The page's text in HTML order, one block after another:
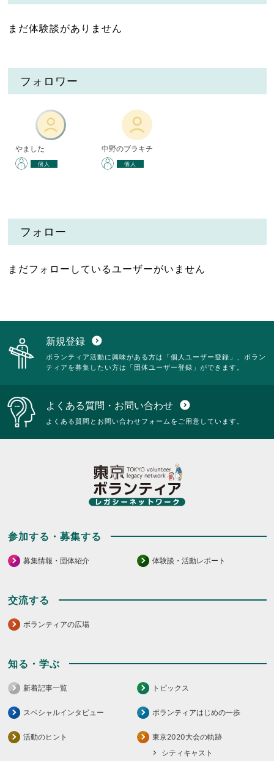
まだ体験談がありません
フォロワー
やました
個人
中野のブラキチ
個人
フォロー
まだフォローしているユーザーがいません
新規登録 expand_circle_down
ボランティア活動に興味がある方は「個人ユーザー登録」、ボラン
ティアを募集したい方は「団体ユーザー登録」ができます。
よくある質問・お問い合わせ expand_circle_down
よくある質問とお問い合わせフォームをご用意しています。
参加する・募集する
募集情報・団体紹介 体験談・活動レポート
交流する
ボランティアの広場
知る・学ぶ
新着記事一覧 トピックス
スペシャルインタビュー ボランティアはじめの一歩
活動のヒント
東京2020大会の軌跡
シティキャスト